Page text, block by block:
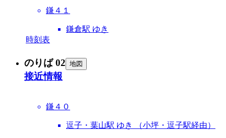
鎌４１
鎌倉駅 ゆき
時刻表
のりば 02 地図
接近情報
鎌４０
逗子・葉山駅 ゆき （小坪・逗子駅経由）